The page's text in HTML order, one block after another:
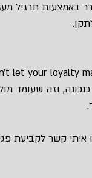
באמצעות תרגיל
וזה שעומד
איתי קשר לקביעת